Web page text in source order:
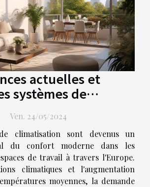
actuelles et
systèmes de
Ven. 24/05/2024
climatisation sont devenus un
du confort moderne dans les
de travail à travers l'Europe.
climatiques et l'augmentation
moyennes, la demande